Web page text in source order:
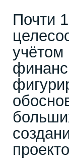
Почти
учётом